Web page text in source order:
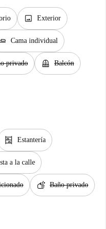
image Exterior
Cama individual
privado balcony Balcón
shelves Estantería
a la calle
soap Baño privado